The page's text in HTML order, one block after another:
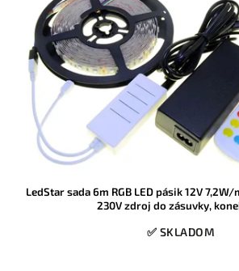
LedStar sada 6m RGB LED pásik 12V
230V zdroj do zásuvky,
✅ SKLADOM